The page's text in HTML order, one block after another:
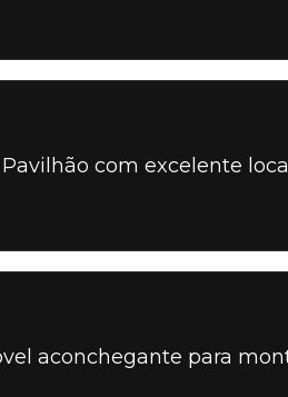
Pavilhão com excelente
aconchegante para